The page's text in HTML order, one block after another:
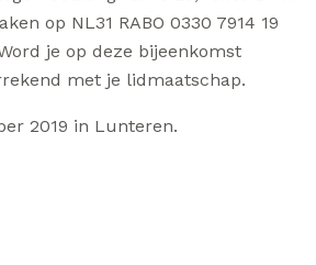
op NL31 RABO 0330 7914 19
je op deze bijeenkomst
met je lidmaatschap.
2019 in Lunteren.